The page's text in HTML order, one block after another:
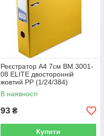
Реєстратор А4 7см BM.3001-
08 ELITE двосторонній
жовтий PP (1/24/384)
В наявності
93 ₴
Купити